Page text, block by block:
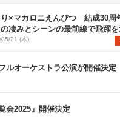
り×マカロニえんぴつ 結成30周
凄みとシーンの最前線で飛躍
勢いを見た『MUSIC
21 (木)
ルオーケストラ公演が開催決定
会2025』開催決定